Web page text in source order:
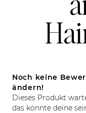
Noch keine
ändern!
Dieses Produkt
das könnte deine